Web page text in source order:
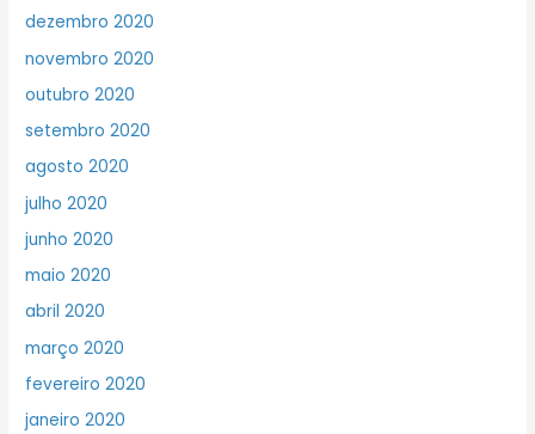
dezembro 2020
novembro 2020
outubro 2020
setembro 2020
agosto 2020
julho 2020
junho 2020
maio 2020
abril 2020
março 2020
fevereiro 2020
janeiro 2020